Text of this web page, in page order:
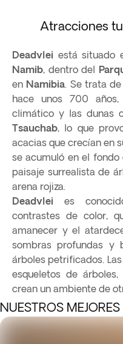
Atracciones
Deadvlei está situado
Namib, dentro del
en Namibia. Se trata
hace unos 700
climático y las dunas
Tsauchab, lo que
acacias que crecían en
se acumuló en el
paisaje surrealista de
arena rojiza.
Deadvlei es
contrastes de color,
amanecer y el
sombras profundas y
árboles petrificados.
esqueletos de
crean un ambiente de
NUESTROS